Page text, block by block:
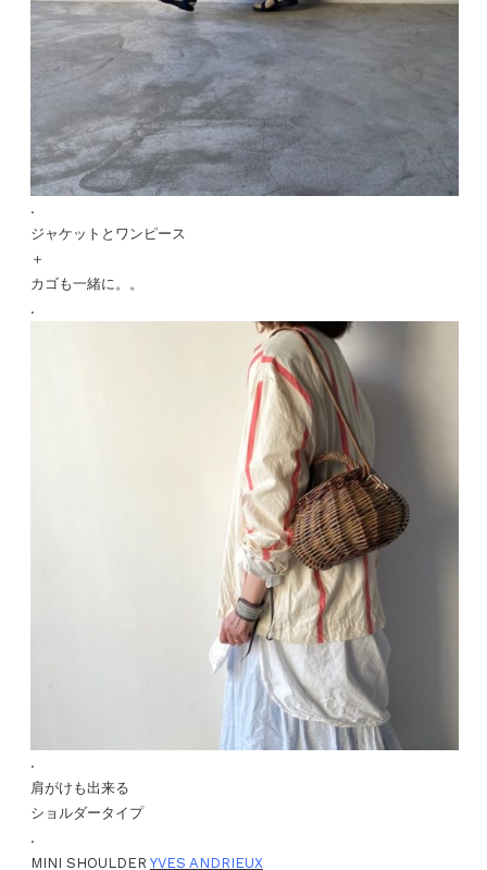
.
ジャケットとワンピース
＋
カゴも一緒に。。
.
.
肩がけも出来る
ショルダータイプ
.
MINI SHOULDER YVES ANDRIEUX